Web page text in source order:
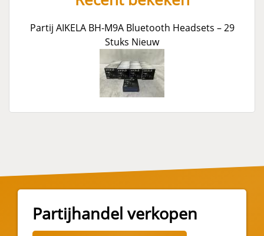
Partij AIKELA BH-M9A Bluetooth Headsets – 29
Stuks Nieuw
Partijhandel verkopen